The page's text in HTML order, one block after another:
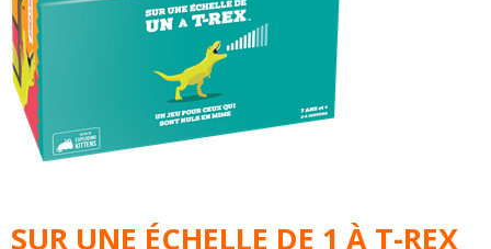
SUR UNE ÉCHELLE DE 1 À T-REX